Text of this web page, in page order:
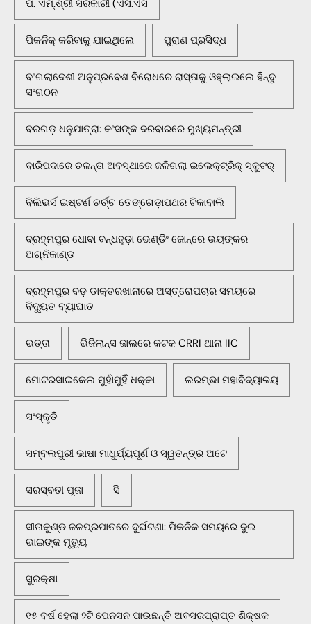
ପି. ଏମ୍.ଶ୍ରୀ ସରକାରୀ (ଏସ.ଏସ
ପିକନିକ୍‌ କରିବାକୁ ଯାଇଥିଲେ ପୁରାଣ ପ୍ରସିଦ୍ଧ
ବଂଗଲାଦେଶୀ ଅନୁପ୍ରବେଶ ବିରୋଧରେ ରାସ୍ତାକୁ ଓହ୍ଲାଇଲେ ହିନ୍ଦୁ
ସଂଗଠନ
ବରଗଡ଼ ଧନୁଯାତ୍ରା: କଂସଙ୍କ ଦରବାରରେ ମୁଖ୍ୟମନ୍ତ୍ରୀ
ବାରିପଦାରେ ଚଳନ୍ତା ଅବସ୍ଥାରେ ଜଳିଗଲା ଇଲେକ୍ଟ୍ରିକ୍ ସ୍କୁଟର୍
ବିଲିଭର୍ସ ଇଷ୍ଟର୍ଣ ଚର୍ଚ୍ଚ ତେଙ୍ଗେଡ଼ାପଥର ଟିକାବାଲି
ବ୍ରହ୍ମପୁର ଧୋବା ବନ୍ଧହୁଡ଼ା ଭେଣ୍ଡିଂ ଜୋନ୍‌ରେ ଭୟଙ୍କର
ଅଗ୍ନିକାଣ୍ଡ
ବ୍ରହ୍ମପୁର ବଡ଼ ଡାକ୍ତରଖାନାରେ ଅସ୍ତ୍ରୋପଚାର ସମୟରେ
ବିଦ୍ୟୁତ ବ୍ୟାଘାତ
ଭତ୍ତା ଭିଜିଲାନ୍ସ ଜାଲରେ କଟକ CRRI ଥାନା IIC
ମୋଟରସାଇକେଲ ମୁହାଁମୁହିଁ ଧକ୍କା ଲରମ୍ଭା ମହାବିଦ୍ୟାଳୟ
ସଂସ୍କୃତି
ସମ୍ବଲପୁରୀ ଭାଷା ମାଧୁର୍ଯ୍ୟପୂର୍ଣ ଓ ସ୍ୱତନ୍ତ୍ର ଅଟେ
ସରସ୍ବତୀ ପୂଜା ସି
ସୀତାକୁଣ୍ଡ ଜଳପ୍ରପାତରେ ଦୁର୍ଘଟଣା: ପିକନିକ ସମୟରେ ଦୁଇ
ଭାଇଙ୍କ ମୃତ୍ୟୁ
ସୁରକ୍ଷା
୧୫ ବର୍ଷ ହେଲା ୨ଟି ପେନସନ ପାଉଛନ୍ତି ଅବସରପ୍ରାପ୍ତ ଶିକ୍ଷକ